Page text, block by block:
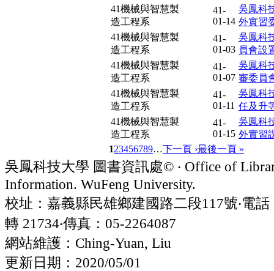
41機械與智慧製
造工程系
41-
01-14
吳鳳科
外實習
41機械與智慧製
造工程系
41-
01-03
吳鳳科
員會設
41機械與智慧製
造工程系
41-
01-07
吳鳳科
審委員
41機械與智慧製
造工程系
41-
01-11
吳鳳科
任及升
41機械與智慧製
造工程系
41-
01-15
吳鳳科
外實習
123456789…下一頁 ›最後一頁 »
吳鳳科技大學 圖書資訊處© ‧ Office of
Information. WuFeng University.
校址：嘉義縣民雄鄉建國路二段117號‧電話
轉 21734‧傳真：05-2264087
網站維護：Ching-Yuan, Liu
更新日期：2020/05/01